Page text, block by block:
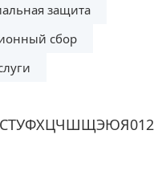
защита
сбор
СТУФХЦЧШЩЭЮЯ012